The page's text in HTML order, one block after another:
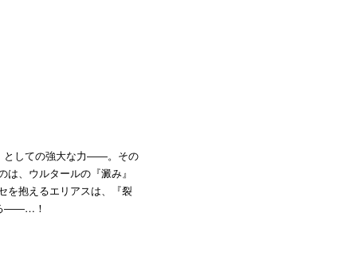
としての強大な力――。その
、ウルタールの『澱み』
抱えるエリアスは、『裂
――…！